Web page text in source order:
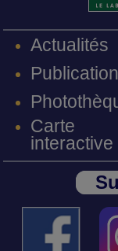
Actualités
Carte
interactive